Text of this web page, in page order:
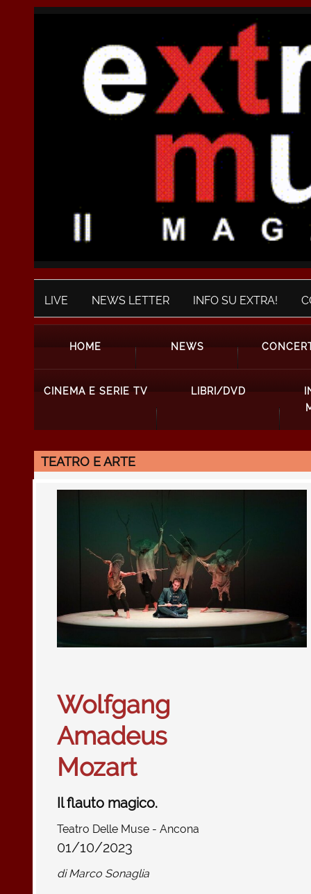
LIVE NEWS LETTER INFO SU EXTRA!
HOME NEWS
CINEMA E SERIE TV LIBRI/DVD
TEATRO E ARTE
Wolfgang
Amadeus
Mozart
Il flauto magico.
Teatro Delle Muse - Ancona
01/10/2023
diMarco Sonaglia